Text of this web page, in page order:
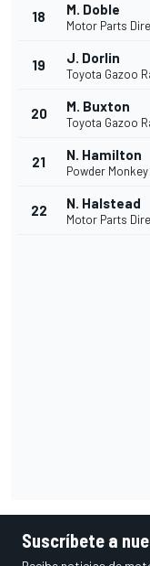
18 M. Doble
Motor Parts
19 J. Dorlin
Toyota Gazoo
20 M. Buxton
Toyota Gazoo
21 N. Hamilton
Powder
22 N. Halstead
Motor Parts
Suscríbete a